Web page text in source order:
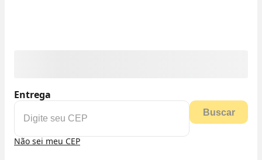
Entrega
Buscar
Não sei meu CEP